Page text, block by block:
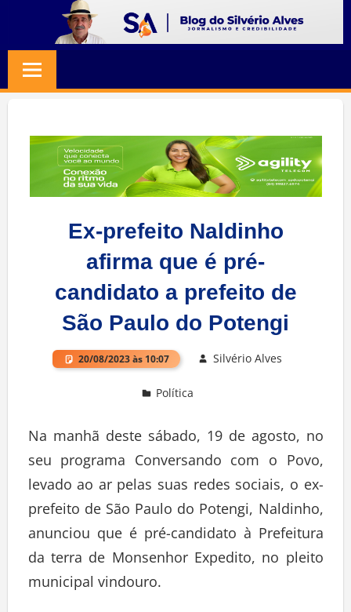
content
SILVERIO
ALVES
Jornalismo
Credibilidade
Ex-prefeito Naldinho
afirma que é pré-
candidato a prefeito de
São Paulo do Potengi
20/08/2023 às 10:07 Silvério Alves
Política
Na manhã deste sábado, 19 de agosto, no
seu programa Conversando com o Povo,
levado ao ar pelas suas redes sociais, o ex-
prefeito de São Paulo do Potengi, Naldinho,
anunciou que é pré-candidato à Prefeitura
da terra de Monsenhor Expedito, no pleito
municipal vindouro.